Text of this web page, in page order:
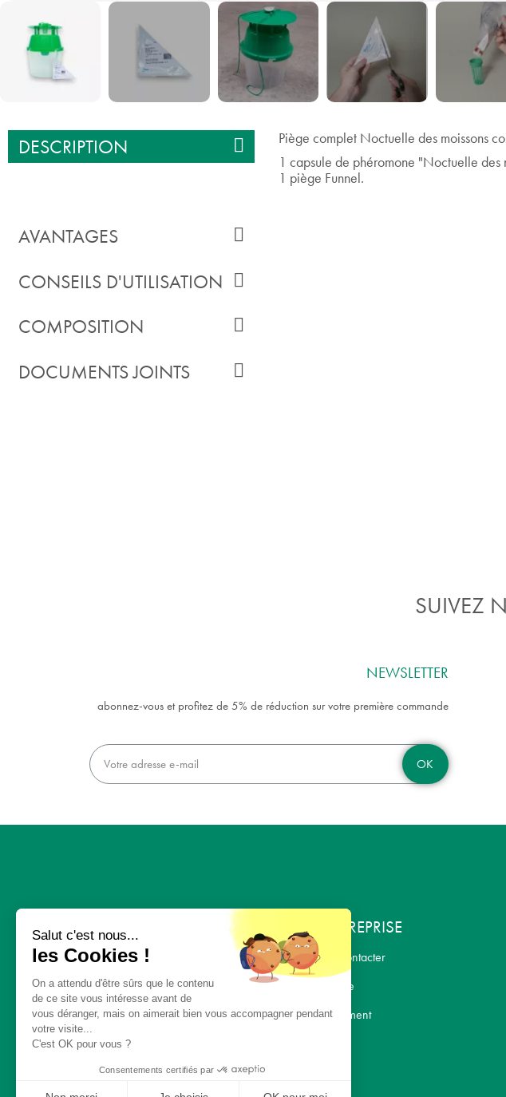
DESCRIPTION
Piège complet Noctuelle des moissons
1 capsule de phéromone "Noctuelle des
1 piège Funnel.
AVANTAGES
CONSEILS D'UTILISATION
COMPOSITION
DOCUMENTS JOINTS
SUIVEZ
NEWSLETTER
abonnez-vous et profitez de 5% de réduction sur votre première commande
OK
« UNE ALIMENTATION
SAINE, UN
ENVIRONNEMENT
SAIN, POUR TOUS »
L'ENTREPRISE
Nous contacter
L' équipe
Recrutement
Salut c'est nous...
les Cookies !
On a attendu d'être sûrs que le contenu
de ce site vous intéresse avant de
vous déranger, mais on aimerait bien vous accompagner pendant
votre visite...
C'est OK pour vous ?
Consentements certifiés par